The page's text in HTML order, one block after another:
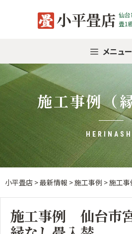
小平畳店 仙台
畳1
メニュー
施工事例（
小平畳店 >最新情報 >施工事例 >施工事
施工事例 仙台市